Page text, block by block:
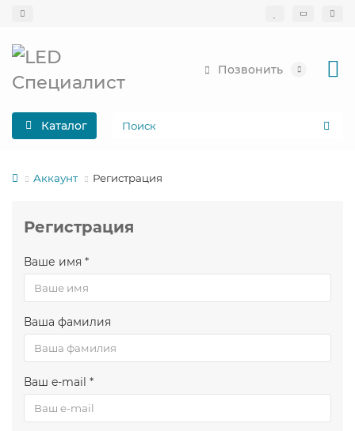
Позвонить
Каталог
Аккаунт Регистрация
Регистрация
Ваше имя *
Ваша фамилия
Ваш e-mail *